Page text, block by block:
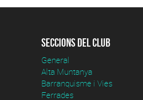
Seccions del club
General
Alta Muntanya
Barranquisme i Vies
Ferrades